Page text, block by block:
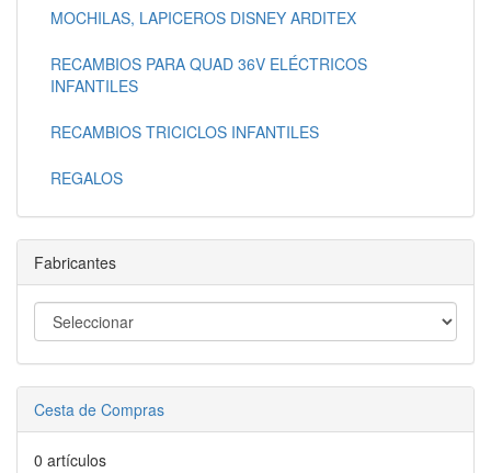
MOCHILAS, LAPICEROS DISNEY ARDITEX
RECAMBIOS PARA QUAD 36V ELÉCTRICOS
INFANTILES
RECAMBIOS TRICICLOS INFANTILES
REGALOS
Fabricantes
Cesta de Compras
0 artículos